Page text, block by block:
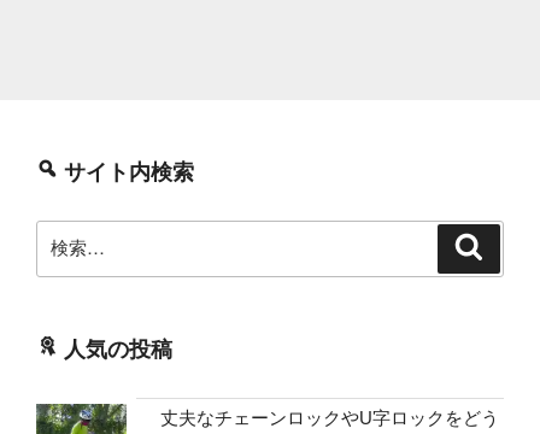
サイト内検索
索:
人気の投稿
丈夫なチェーンロックやU字ロックをどう